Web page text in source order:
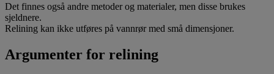
Det finnes også andre metoder og materialer, men disse brukes
sjeldnere.
Relining kan ikke utføres på vannrør med små dimensjoner.
Argumenter for relining